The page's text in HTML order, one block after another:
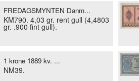
FREDAGSMYNTEN Danm...
KM790. 4,03 gr. rent gull (4,4803
gr. .900 fint gull).
1 krone 1889 kv. ...
NM39.